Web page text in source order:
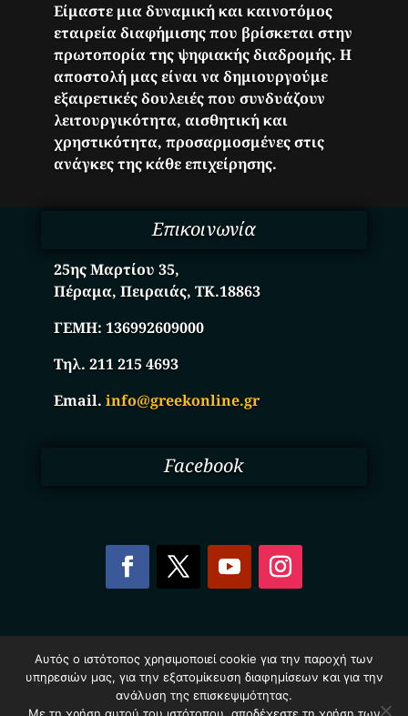
Είμαστε μια δυναμική και καινοτόμος
εταιρεία διαφήμισης που βρίσκεται στην
πρωτοπορία της ψηφιακής διαδρομής. Η
αποστολή μας είναι να δημιουργούμε
εξαιρετικές δουλειές που συνδυάζουν
λειτουργικότητα, αισθητική και
χρηστικότητα, προσαρμοσμένες στις
ανάγκες της κάθε επιχείρησης.
Επικοινωνία
25ης Μαρτίου 35,
Πέραμα, Πειραιάς, ΤΚ.18863
ΓΕΜΗ:136992609000
Τηλ. 211 215 4693
Email.info@greekonline.gr
Facebook
Επιχειρήσεων Ελλάδας – Greekonline.gr. All Rights
Reserved.
Όροι & Προυποθέσεις–Προστασία Προσωπικών
Αυτός ο ιστότοπος χρησιμοποιεί cookie για την παροχή των
υπηρεσιών μας, για την εξατομίκευση διαφημίσεων και για την
ανάλυση της επισκεψιμότητας.